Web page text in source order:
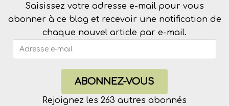
Saisissez votre adresse e-mail pour vous
abonner à ce blog et recevoir une notification de
chaque nouvel article par e-mail.
ABONNEZ-VOUS
Rejoignez les 263 autres abonnés